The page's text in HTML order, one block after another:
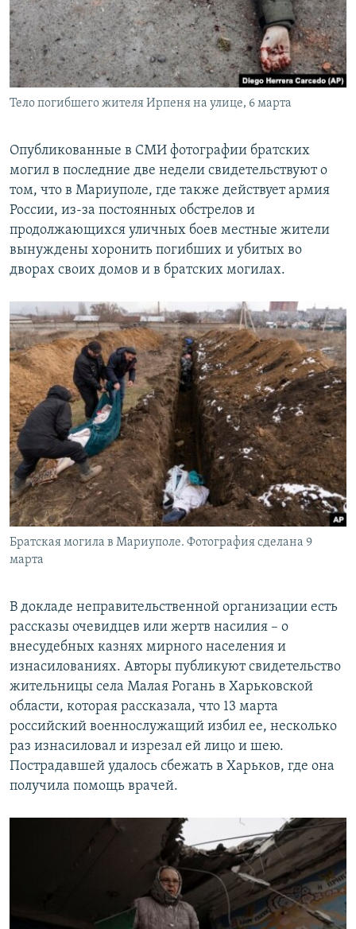
Тело погибшего жителя Ирпеня на улице, 6 марта
Опубликованные в СМИ фотографии братских
могил в последние две недели свидетельствуют о
том, что в Мариуполе, где также действует армия
России, из-за постоянных обстрелов и
продолжающихся уличных боев местные жители
вынуждены хоронить погибших и убитых во
дворах своих домов и в братских могилах.
Братская могила в Мариуполе. Фотография сделана 9
марта
В докладе неправительственной организации есть
рассказы очевидцев или жертв насилия – о
внесудебных казнях мирного населения и
изнасилованиях. Авторы публикуют свидетельство
жительницы села Малая Рогань в Харьковской
области, которая рассказала, что 13 марта
российский военнослужащий избил ее, несколько
раз изнасиловал и изрезал ей лицо и шею.
Пострадавшей удалось сбежать в Харьков, где она
получила помощь врачей.